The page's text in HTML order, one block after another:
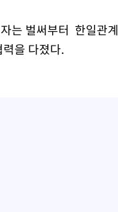
는 벌써부터 한일관
력을 다졌다.